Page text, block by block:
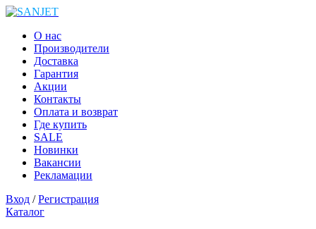
О нас
Производители
Доставка
Гарантия
Акции
Контакты
Оплата и возврат
Где купить
SALE
Новинки
Вакансии
Рекламации
Вход /Регистрация
Каталог